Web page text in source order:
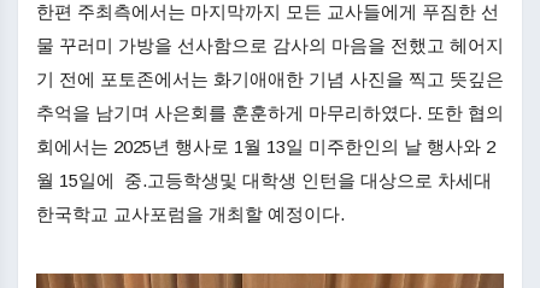
한편 주최측에서는 마지막까지 모든 교사들에게 푸짐한 선
물 꾸러미 가방을 선사함으로 감사의 마음을 전했고 헤어지
기 전에 포토존에서는 화기애애한 기념 사진을 찍고 뜻깊은
추억을 남기며 사은회를 훈훈하게 마무리하였다. 또한 협의
회에서는 2025년 행사로 1월 13일 미주한인의 날 행사와 2
월 15일에 중.고등학생및 대학생 인턴을 대상으로 차세대
한국학교 교사포럼을 개최할 예정이다.